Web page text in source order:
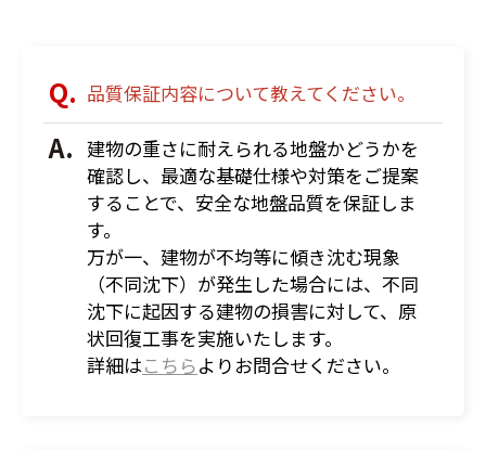
品質保証内容について教えてください。
建物の重さに耐えられる地盤かどうかを
確認し、最適な基礎仕様や対策をご提案
することで、安全な地盤品質を保証しま
す。
万が一、建物が不均等に傾き沈む現象
（不同沈下）が発生した場合には、不同
沈下に起因する建物の損害に対して、原
状回復工事を実施いたします。
詳細はこちらよりお問合せください。